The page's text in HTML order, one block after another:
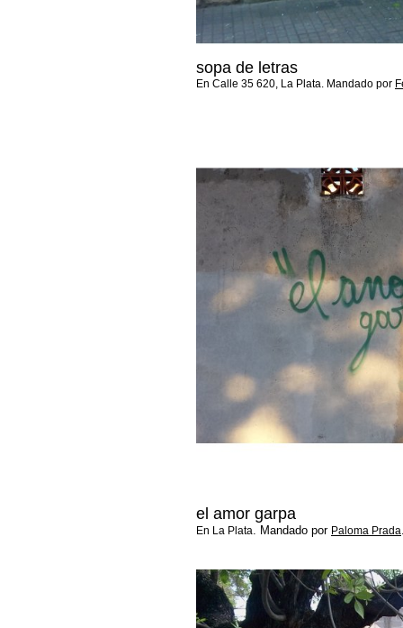
sopa de letras
En Calle 35 620, La Plata. Mandado por
el amor garpa
En La Plata. Mandado por Paloma Prada